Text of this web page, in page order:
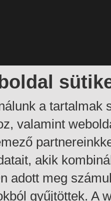
a tartalmak
valamint
akik
adott meg
gyűjtöttek. A